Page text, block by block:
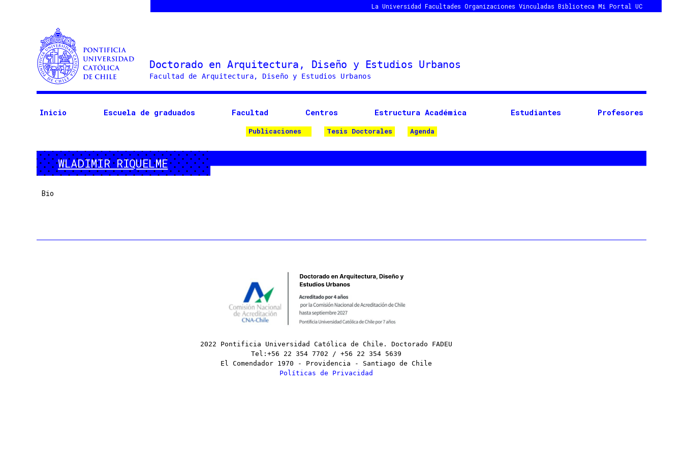
La Universidad Facultades Organizaciones Vinculadas Biblioteca Mi Portal UC
Doctorado
Arquitectura
Inicio Escuela de graduados Facultad Centros Estructura Académica Estudiantes Profesores
Publicaciones Tesis Doctorales Agenda
WLADIMIR RIQUELME
Bio
2022 Pontificia Universidad Católica de Chile. Doctorado FADEU
Tel:+56 22 354 7702 / +56 22 354 5639
El Comendador 1970 - Providencia - Santiago de Chile
Políticas de Privacidad